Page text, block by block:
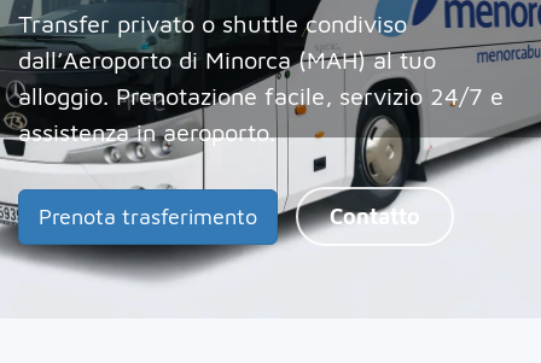
Transfer privato o shuttle condiviso
dall’Aeroporto di Minorca (MAH) al tuo
alloggio. Prenotazione facile, servizio 24/7 e
assistenza in aeroporto.
Prenota trasferimento Contatto